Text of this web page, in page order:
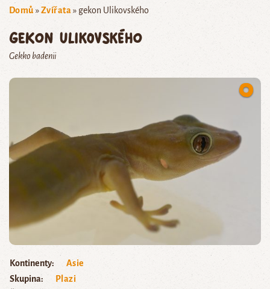
Domů »Zvířata» gekon Ulikovského
gekon Ulikovského
Gekko badenii
Kontinenty
Asie
Skupina
Plazi